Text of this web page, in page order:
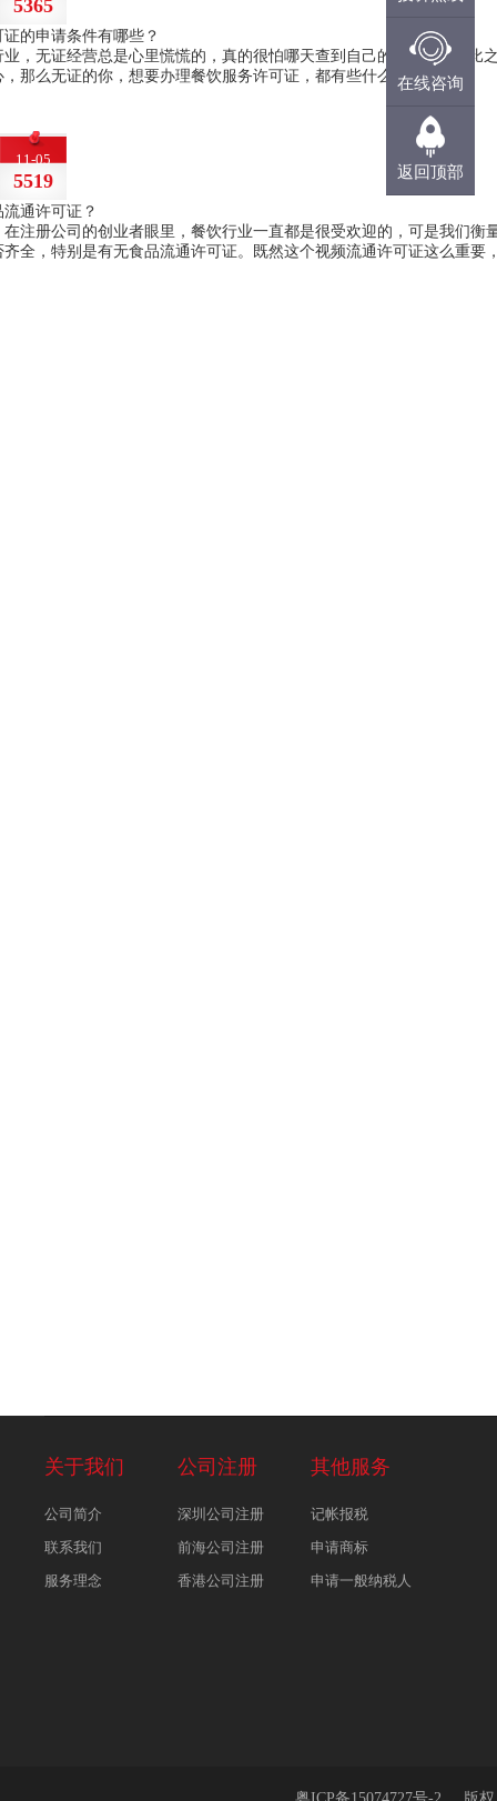
5365
的申请条件有哪些？
，无证经营总是心里慌慌的，真的很怕哪天查到自己的头上来...相比
那么无证的你，想要办理餐饮服务许可证，都有些什么条件呢？
11-05
5519
通许可证？
注册公司的创业者眼里，餐饮行业一直都是很受欢迎的，可是我们衡
全，特别是有无食品流通许可证。既然这个视频流通许可证这么重要
关于我们
公司简介
联系我们
服务理念
公司注册
深圳公司注册
前海公司注册
香港公司注册
其他服务
记帐报税
申请商标
申请一般纳税人
在线咨询
返回顶部